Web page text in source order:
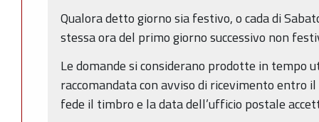
Qualora detto giorno sia festivo, o cada di
stessa ora del primo giorno successivo non
Le domande si considerano prodotte in tempo
raccomandata con avviso di ricevimento entro
fede il timbro e la data dell’ufficio postale